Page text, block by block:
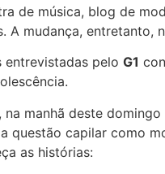
de música, blog de
A mudança, entretanto,
entrevistadas pelo G1
manhã deste
questão capilar como
as histórias: